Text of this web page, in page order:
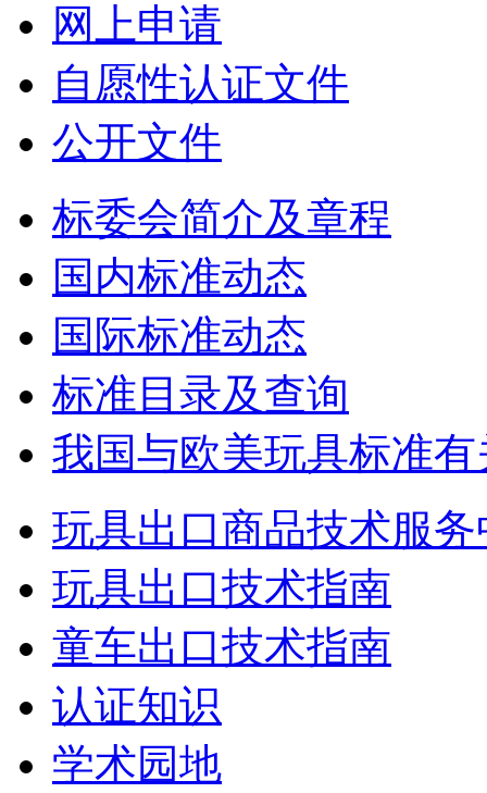
网上申请
自愿性认证文件
公开文件
标委会简介及章程
国内标准动态
国际标准动态
标准目录及查询
我国与欧美玩具标准
玩具出口商品技术服
玩具出口技术指南
童车出口技术指南
认证知识
学术园地